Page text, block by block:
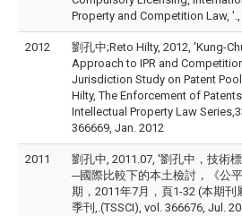
Property and Competition Law,
2012
劉孔中;Reto Hilty, 2012, 'Kung-
Approach to IPR and
Jurisdiction Study on Patent
Hilty, The Enforcement of
Intellectual Property Law
366669, Jan. 2012
2011
劉孔中, 2011.07, '劉孔中，技術
─國際比較下的本土檢討，《公
期，2011年7月，頁1-32 (本期刊
季刊,.(TSSCI), vol. 366676, Jul.